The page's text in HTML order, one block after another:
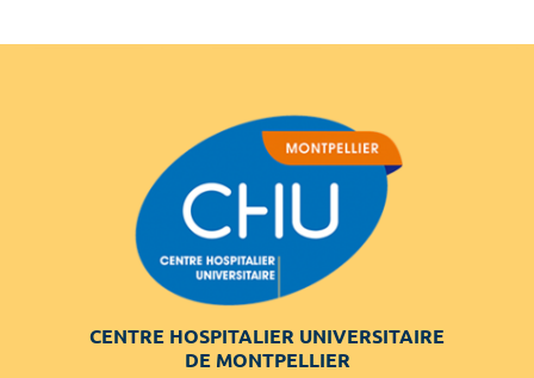
CENTRE HOSPITALIER UNIVERSITAIRE
DE MONTPELLIER